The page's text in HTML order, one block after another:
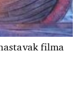
filma